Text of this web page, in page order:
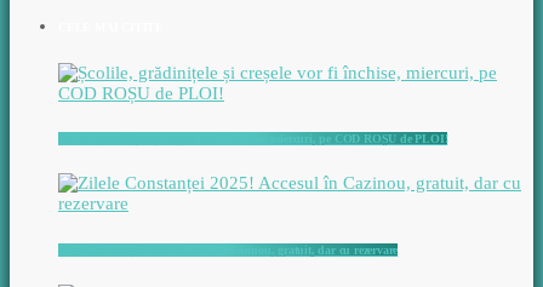
Școlile, grădinițele și creșele vor fi închise, miercuri, pe COD ROȘU de PLOI!
Zilele Constanței 2025! Accesul în Cazinou, gratuit, dar cu rezervare